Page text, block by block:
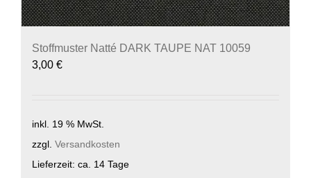
Stoffmuster Natté DARK TAUPE NAT 10059
3,00 €
inkl. 19 % MwSt.
zzgl. Versandkosten
Lieferzeit: ca. 14 Tage